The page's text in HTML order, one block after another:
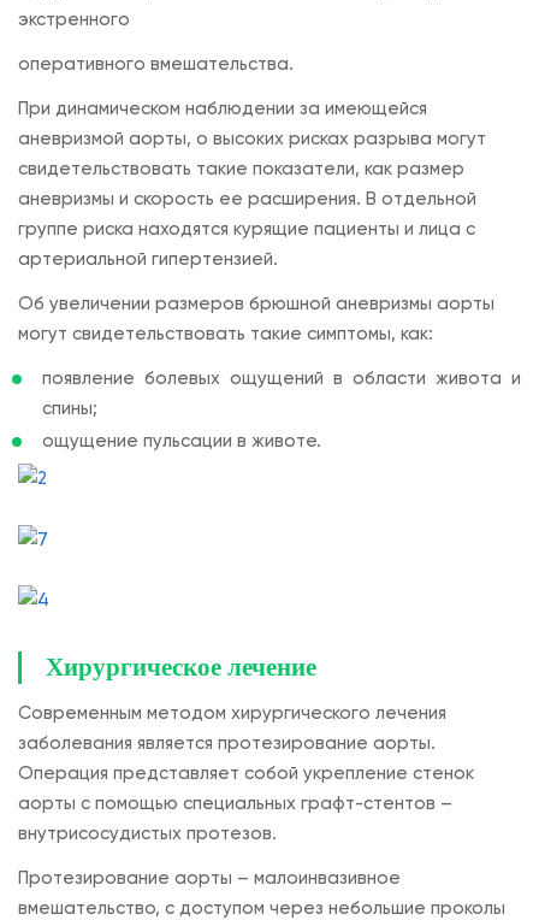
экстренного
оперативного вмешательства.
При динамическом наблюдении за имеющейся
аневризмой аорты, о высоких рисках разрыва могут
свидетельствовать такие показатели, как размер
аневризмы и скорость ее расширения. В отдельной
группе риска находятся курящие пациенты и лица с
артериальной гипертензией.
Об увеличении размеров брюшной аневризмы аорты
могут свидетельствовать такие симптомы, как:
появление болевых ощущений в области живота и
спины;
ощущение пульсации в животе.
Хирургическое лечение
Современным методом хирургического лечения
заболевания является протезирование аорты.
Операция представляет собой укрепление стенок
аорты с помощью специальных графт-стентов –
внутрисосудистых протезов.
Протезирование аорты – малоинвазивное
вмешательство, с доступом через небольшие проколы